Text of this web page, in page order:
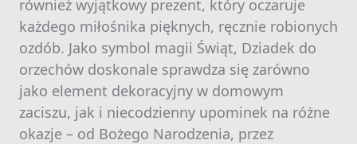
również wyjątkowy prezent, który oczaruje
każdego miłośnika pięknych, ręcznie robionych
ozdób. Jako symbol magii Świąt, Dziadek do
orzechów doskonale sprawdza się zarówno
jako element dekoracyjny w domowym
zaciszu, jak i niecodzienny upominek na różne
okazje – od Bożego Narodzenia, przez